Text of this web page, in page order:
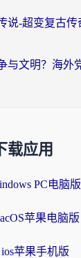
下载应用
PC电脑版
苹果电脑版
苹果手机版